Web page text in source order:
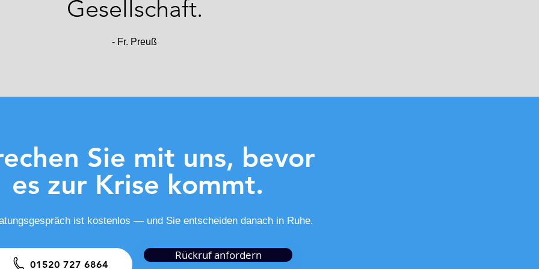
Gesellschaft.
- Fr. Preuß
Sie mit uns, bevor
es zur Krise kommt.
ist kostenlos — und Sie entscheiden danach in Ruhe.
01520 727 6864
Rückruf anfordern